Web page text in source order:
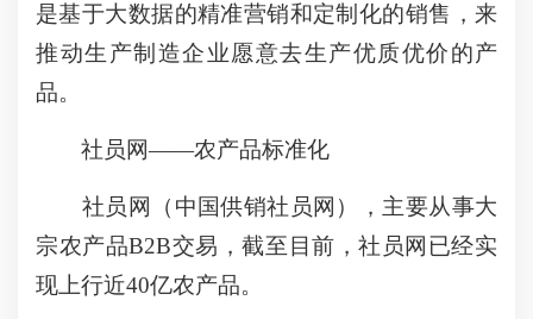
是基于大数据的精准营销和定制化的销售，来
推动生产制造企业愿意去生产优质优价的产
品。
社员网——农产品标准化
社员网（中国供销社员网），主要从事大
宗农产品B2B交易，截至目前，社员网已经实
现上行近40亿农产品。